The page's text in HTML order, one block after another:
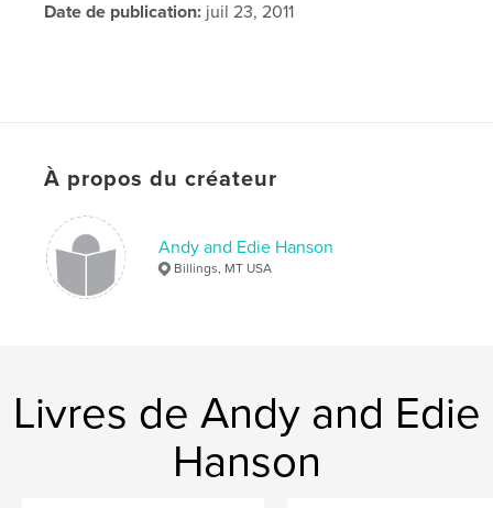
Date de publication: juil 23, 2011
À propos du créateur
Andy and Edie Hanson
Billings, MT USA
Livres de Andy and Edie
Hanson